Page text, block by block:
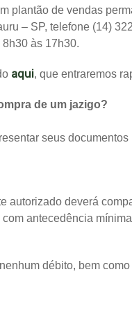
plantão de vendas
– SP, telefone (14)
às 17h30.
aqui, que entraremos
de um jazigo?
seus
autorizado deverá
antecedência
débito, bem